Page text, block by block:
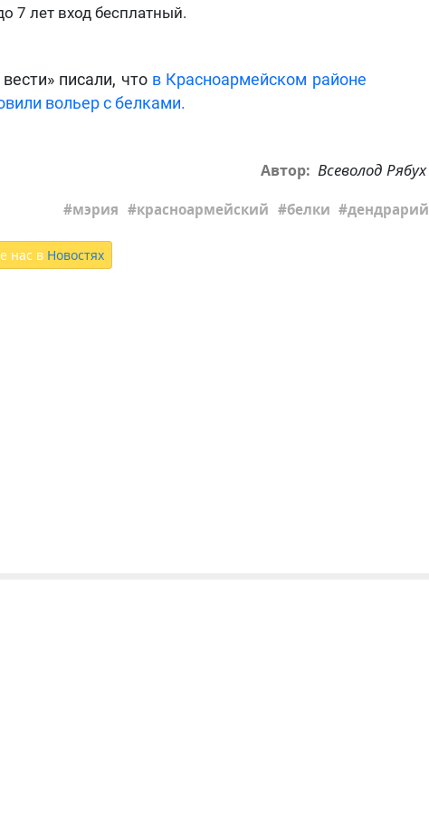
7 лет вход бесплатный.
писали, что в Красноармейском районе
вольер с белками.
Автор: Всеволод Рябух
мэрия красноармейский белки дендрарий
нас в Новостях